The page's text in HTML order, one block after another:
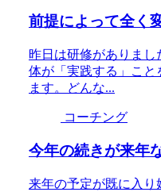
前提によって全く
昨日は研修がありま
体が「実践する」こ
ます。どんな...
コーチング
今年の続きが来年
来年の予定が既に入